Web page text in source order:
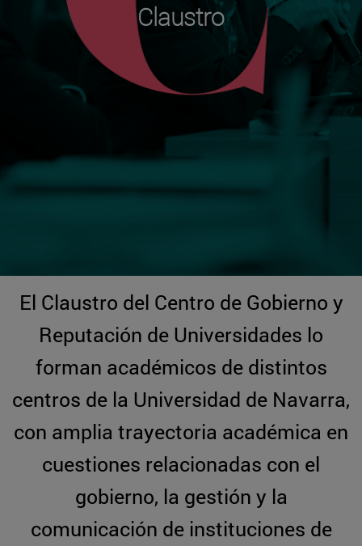
Claustro
El Claustro del Centro de Gobierno y
Reputación de Universidades lo
forman académicos de distintos
centros de la Universidad de Navarra,
con amplia trayectoria académica en
cuestiones relacionadas con el
gobierno, la gestión y la
comunicación de instituciones de